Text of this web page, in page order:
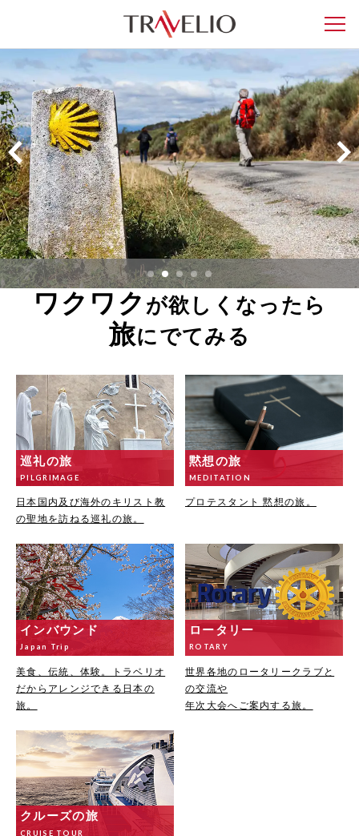
ワクワク が欲しくなったら
旅にでてみる
巡礼の旅
PILGRIMAGE
日本国内及び海外のキリスト教
の聖地を訪ねる巡礼の旅。
黙想の旅
MEDITATION
プロテスタント 黙想の旅。
インバウンド
Japan Trip
美食、伝統、体験。トラベリオ
だからアレンジできる日本の
旅。
ロータリー
ROTARY
世界各地のロータリークラブと
の交流や
年次大会へご案内する旅。
クルーズの旅
CRUISE TOUR